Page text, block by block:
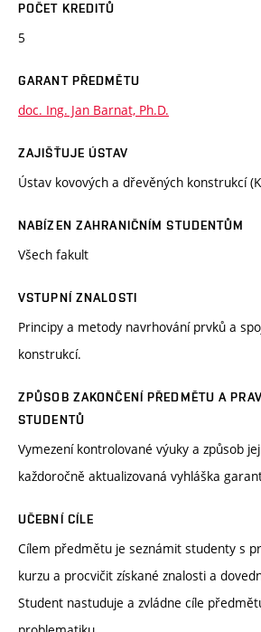
POČET KREDITŮ
5
GARANT PŘEDMĚTU
doc. Ing. Jan Barnat, Ph.D.
ZAJIŠŤUJE ÚSTAV
Ústav kovových a dřevěných konstrukcí
NABÍZEN ZAHRANIČNÍM STUDENTŮM
Všech fakult
VSTUPNÍ ZNALOSTI
Principy a metody navrhování prvků a
konstrukcí.
ZPŮSOB ZAKONČENÍ PŘEDMĚTU A
STUDENTŮ
Vymezení kontrolované výuky a způsob
každoročně aktualizovaná vyhláška
UČEBNÍ CÍLE
Cílem předmětu je seznámit studenty s
kurzu a procvičit získané znalosti a
Student nastuduje a zvládne cíle